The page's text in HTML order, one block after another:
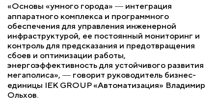
«Основы «умного города» ― интеграция
аппаратного комплекса и программного
обеспечения для управления инженерной
инфраструктурой, ее постоянный мониторинг и
контроль для предсказания и предотвращения
сбоев и оптимизации работы,
энергоэффективность для устойчивого развития
мегаполиса», ― говорит руководитель бизнес-
единицы IEK GROUP «Автоматизация» Владимир
Ольхов.